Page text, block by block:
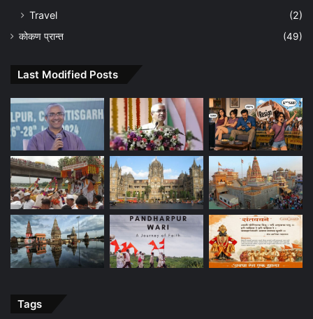
Travel
(2)
कोकण प्रान्त (49)
Last Modified Posts
Tags